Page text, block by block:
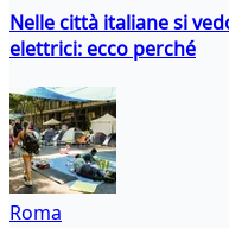
Nelle città italiane si
elettrici: ecco perché
Roma